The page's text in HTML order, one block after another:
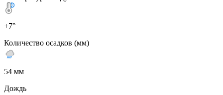
+7°
Количество осадков (мм)
54 мм
Дождь